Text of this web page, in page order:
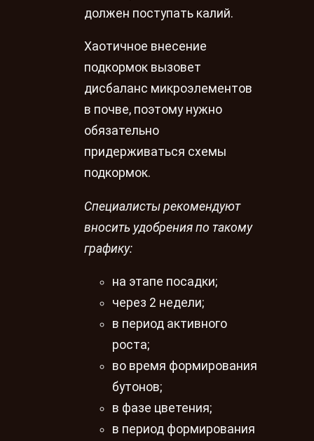
должен поступать калий.
Хаотичное внесение
подкормок вызовет
дисбаланс микроэлементов
в почве, поэтому нужно
обязательно
придерживаться схемы
подкормок.
Специалисты рекомендуют
вносить удобрения по такому
графику:
на этапе посадки;
через 2 недели;
в период активного
роста;
во время формирования
бутонов;
в фазе цветения;
в период формирования